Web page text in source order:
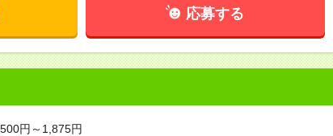
応募する
円～1,875円